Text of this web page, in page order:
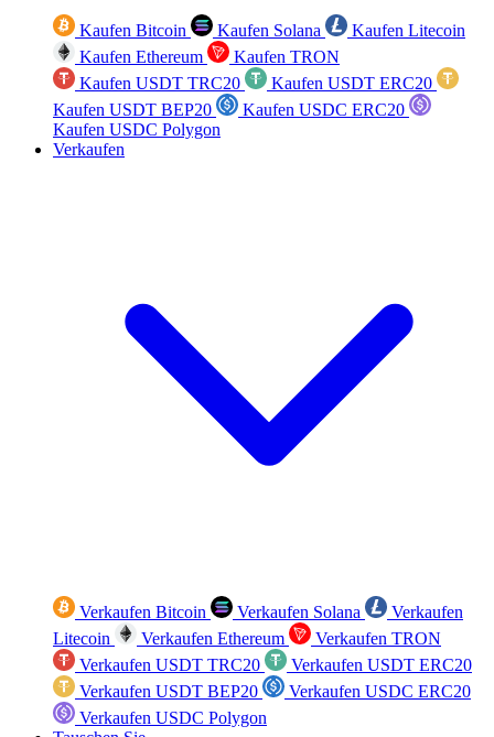
Kaufen Bitcoin Kaufen Solana
Kaufen Litecoin
Kaufen Ethereum
Kaufen TRON
Kaufen USDT TRC20
Kaufen USDT ERC20
Kaufen USDT BEP20
Kaufen USDC ERC20
Kaufen USDC Polygon
Verkaufen
Verkaufen Bitcoin Verkaufen Solana
Verkaufen
Litecoin
Verkaufen Ethereum
Verkaufen TRON
Verkaufen USDT TRC20
Verkaufen USDT ERC20
Verkaufen USDT BEP20
Verkaufen USDC ERC20
Verkaufen USDC Polygon